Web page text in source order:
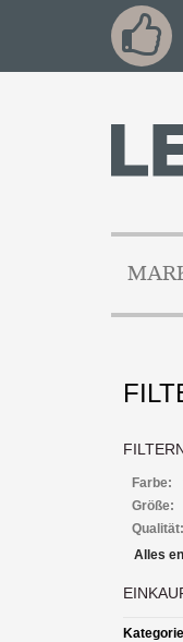
Farbe:
Größe:
Qualität:
Alles
Kategorie